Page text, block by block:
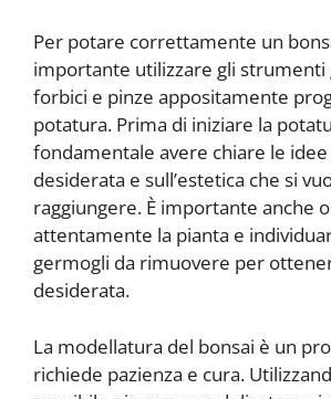
Per potare correttamente un
importante utilizzare gli strumenti
forbici e pinze appositamente
potatura. Prima di iniziare la
fondamentale avere chiare le
desiderata e sull’estetica che si
raggiungere. È importante anche
attentamente la pianta e
germogli da rimuovere per
desiderata.
La modellatura del bonsai è un
richiede pazienza e cura.